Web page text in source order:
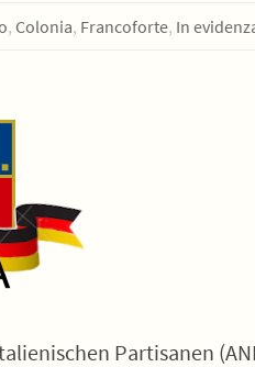
, Colonia, Francoforte, In
Partisanen